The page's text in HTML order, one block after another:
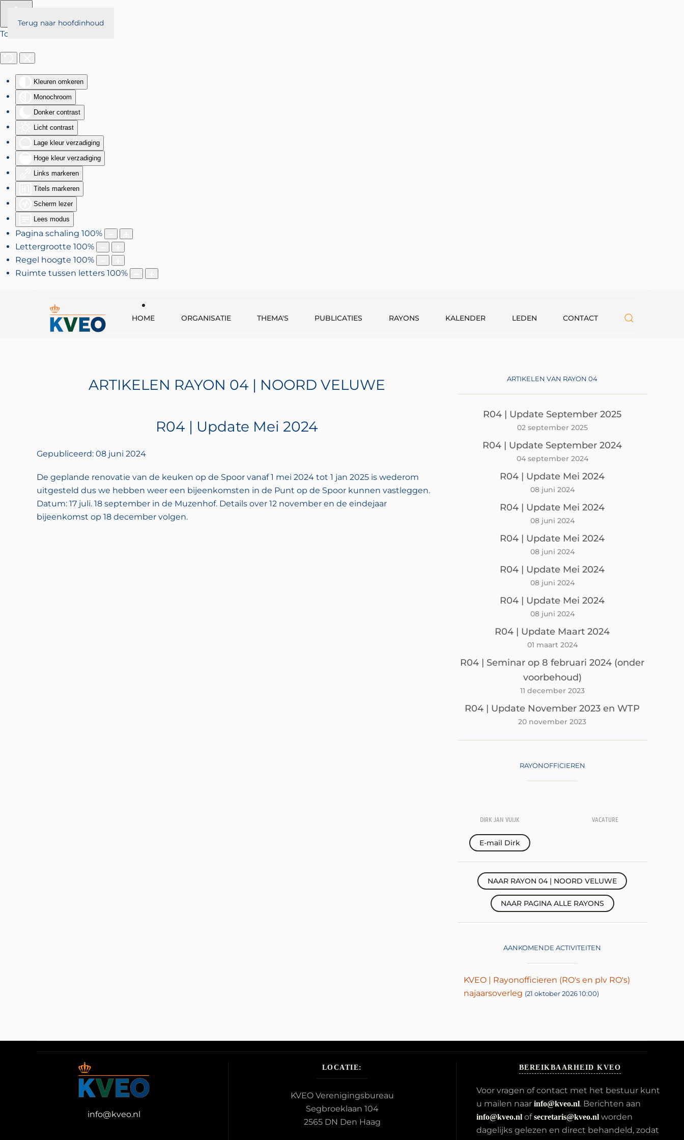
Toegankelijkheid
Kleuren omkeren
Monochroom
Donker contrast
Licht contrast
Lage kleur verzadiging
Hoge kleur verzadiging
Links markeren
Titels markeren
Scherm lezer
Lees modus
Pagina schaling 100%
Lettergrootte 100%
Regel hoogte 100%
Ruimte tussen letters 100%
Terug naar hoofdinhoud
HOME ORGANISATIE THEMA'S PUBLICATIES RAYONS KALENDER LEDEN CONTACT
ARTIKELEN RAYON 04 | NOORD VELUWE
R04 | Update Mei 2024
Gepubliceerd: 08 juni 2024
De geplande renovatie van de keuken op de Spoor vanaf 1 mei 2024 tot 1 jan 2025 is wederom
uitgesteld dus we hebben weer een bijeenkomsten in de Punt op de Spoor kunnen vastleggen.
Datum: 17 juli. 18 september in de Muzenhof. Details over 12 november en de eindejaar
bijeenkomst op 18 december volgen.
ARTIKELEN VAN RAYON 04
R04 | Update September 2025
02 september 2025
R04 | Update September 2024
04 september 2024
R04 | Update Mei 2024
08 juni 2024
R04 | Update Mei 2024
08 juni 2024
R04 | Update Mei 2024
08 juni 2024
R04 | Update Mei 2024
08 juni 2024
R04 | Update Mei 2024
08 juni 2024
R04 | Update Maart 2024
01 maart 2024
R04 | Seminar op 8 februari 2024 (onder
voorbehoud)
11 december 2023
R04 | Update November 2023 en WTP
20 november 2023
RAYONOFFICIEREN
DIRK JAN VUIJK
E-mail Dirk
VACATURE
NAAR RAYON 04 | NOORD VELUWE
NAAR PAGINA ALLE RAYONS
AANKOMENDE ACTIVITEITEN
KVEO | Rayonofficieren (RO's en plv RO's)
najaarsoverleg (21 oktober 2026 10:00)
info@kveo.nl
LOCATIE:
KVEO Verenigingsbureau
Segbroeklaan 104
2565 DN Den Haag
BEREIKBAARHEID KVEO
Voor vragen of contact met het bestuur kunt
u mailen naar info@kveo.nl. Berichten aan
info@kveo.nl ofsecretaris@kveo.nl worden
dagelijks gelezen en direct behandeld, zodat